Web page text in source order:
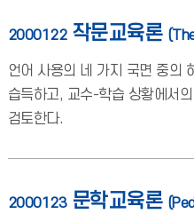
2000122 작문교육론
언어 사용의 네 가지 국면 중의
습득하고, 교수-학습 상황에서
검토한다.
2000123 문학교육론